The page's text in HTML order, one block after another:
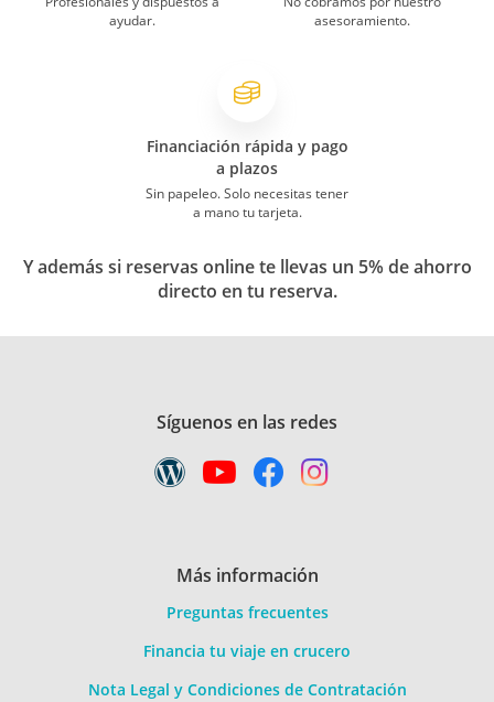
ayudar.
asesoramiento.
Financiación rápida y pago
a plazos
Sin papeleo. Solo necesitas tener
a mano tu tarjeta.
Y además si reservas online te llevas un 5% de ahorro
directo en tu reserva.
Síguenos en las redes
Más información
Preguntas frecuentes
Financia tu viaje en crucero
Nota Legal y Condiciones de Contratación